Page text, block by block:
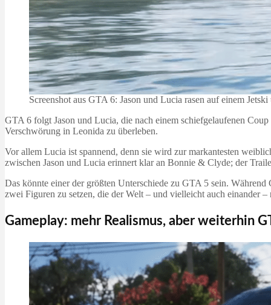
Screenshot aus GTA 6: Jason und Lucia rasen auf einem
GTA 6 folgt Jason und Lucia, die nach einem schiefgelaufenen
Verschwörung in Leonida zu überleben.
Vor allem Lucia ist spannend, denn sie wird zur markantesten
zwischen Jason und Lucia erinnert klar an Bonnie & Clyde; der
Das könnte einer der größten Unterschiede zu GTA 5 sein.
zwei Figuren zu setzen, die der Welt – und vielleicht auch einander
Gameplay: mehr Realismus, aber weiterhin